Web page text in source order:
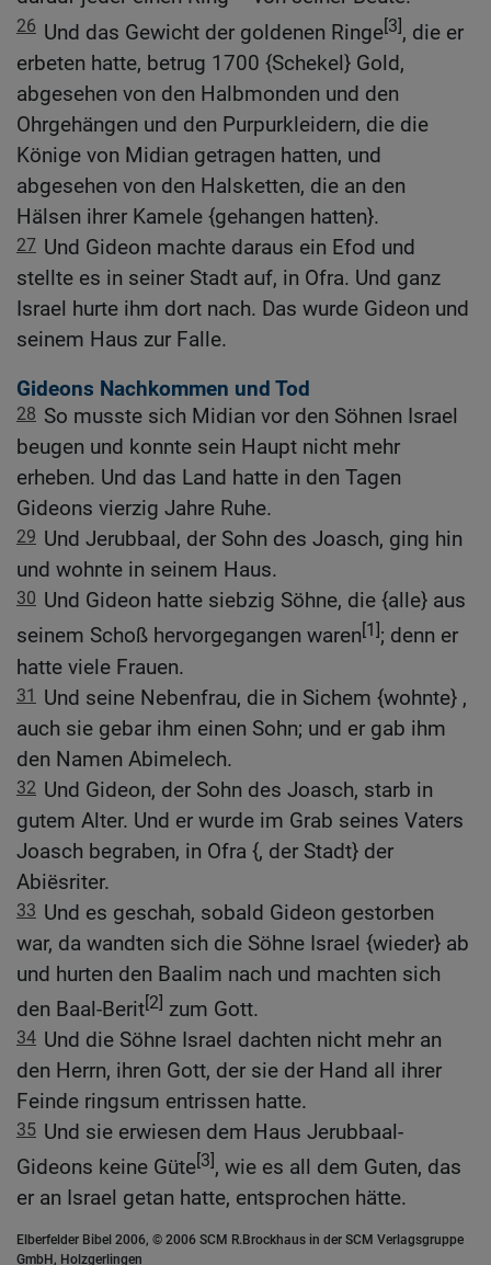
26 Und das Gewicht der goldenen Ringe[3], die er
erbeten hatte, betrug 1700 {Schekel} Gold,
abgesehen von den Halbmonden und den
Ohrgehängen und den Purpurkleidern, die die
Könige von Midian getragen hatten, und
abgesehen von den Halsketten, die an den
Hälsen ihrer Kamele {gehangen hatten}.
27 Und Gideon machte daraus ein Efod und
stellte es in seiner Stadt auf, in Ofra. Und ganz
Israel hurte ihm dort nach. Das wurde Gideon und
seinem Haus zur Falle.
Gideons Nachkommen und Tod
28 So musste sich Midian vor den Söhnen Israel
beugen und konnte sein Haupt nicht mehr
erheben. Und das Land hatte in den Tagen
Gideons vierzig Jahre Ruhe.
29 Und Jerubbaal, der Sohn des Joasch, ging hin
und wohnte in seinem Haus.
30 Und Gideon hatte siebzig Söhne, die {alle} aus
seinem Schoß hervorgegangen waren[1]; denn er
hatte viele Frauen.
31 Und seine Nebenfrau, die in Sichem {wohnte} ,
auch sie gebar ihm einen Sohn; und er gab ihm
den Namen Abimelech.
32 Und Gideon, der Sohn des Joasch, starb in
gutem Alter. Und er wurde im Grab seines Vaters
Joasch begraben, in Ofra {, der Stadt} der
Abiësriter.
33 Und es geschah, sobald Gideon gestorben
war, da wandten sich die Söhne Israel {wieder} ab
und hurten den Baalim nach und machten sich
den Baal-Berit[2] zum Gott.
34 Und die Söhne Israel dachten nicht mehr an
den Herrn, ihren Gott, der sie der Hand all ihrer
Feinde ringsum entrissen hatte.
35 Und sie erwiesen dem Haus Jerubbaal-
Gideons keine Güte[3], wie es all dem Guten, das
er an Israel getan hatte, entsprochen hätte.
Elberfelder Bibel 2006, © 2006 SCM R.Brockhaus in der SCM Verlagsgruppe
GmbH, Holzgerlingen